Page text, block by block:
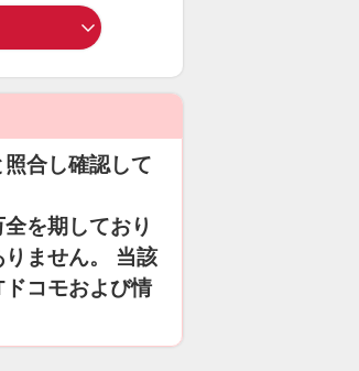
合し確認して
を期しており
ません。 当該
コモおよび情